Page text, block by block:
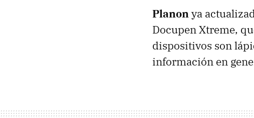
Planonya
Docupen Xtreme,
dispositivos son
información en